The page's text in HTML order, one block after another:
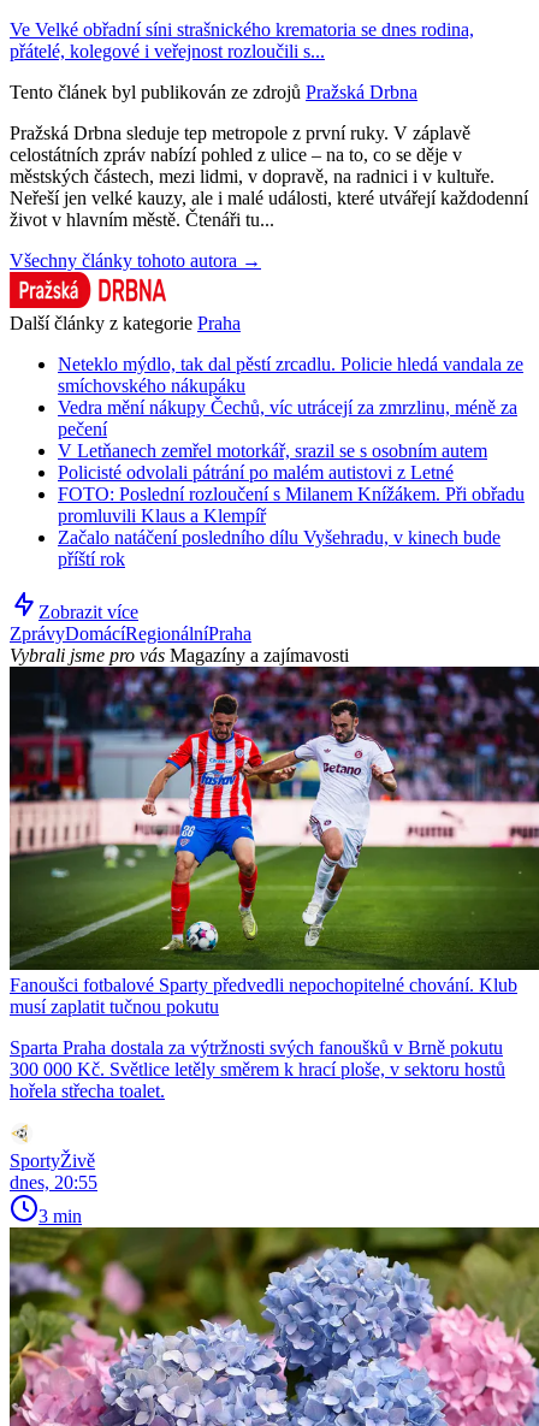
Ve Velké obřadní síni strašnického krematoria se dnes rodina,
přátelé, kolegové i veřejnost rozloučili s...
Tento článek byl publikován ze zdrojů Pražská Drbna
Pražská Drbna sleduje tep metropole z první ruky. V záplavě
celostátních zpráv nabízí pohled z ulice – na to, co se děje v
městských částech, mezi lidmi, v dopravě, na radnici i v kultuře.
Neřeší jen velké kauzy, ale i malé události, které utvářejí každodenní
život v hlavním městě. Čtenáři tu...
Všechny články tohoto autora →
Další články z kategorie Praha
Neteklo mýdlo, tak dal pěstí zrcadlu. Policie hledá vandala ze
smíchovského nákupáku
Vedra mění nákupy Čechů, víc utrácejí za zmrzlinu, méně za
pečení
V Letňanech zemřel motorkář, srazil se s osobním autem
Policisté odvolali pátrání po malém autistovi z Letné
FOTO: Poslední rozloučení s Milanem Knížákem. Při obřadu
promluvili Klaus a Klempíř
Začalo natáčení posledního dílu Vyšehradu, v kinech bude
příští rok
Zobrazit více
ZprávyDomácíRegionálníPraha
Vybrali jsme pro vás Magazíny a zajímavosti
Fanoušci fotbalové Sparty předvedli nepochopitelné chování. Klub
musí zaplatit tučnou pokutu
Sparta Praha dostala za výtržnosti svých fanoušků v Brně pokutu
300 000 Kč. Světlice letěly směrem k hrací ploše, v sektoru hostů
hořela střecha toalet.
SportyŽivě
dnes, 20:55
3 min